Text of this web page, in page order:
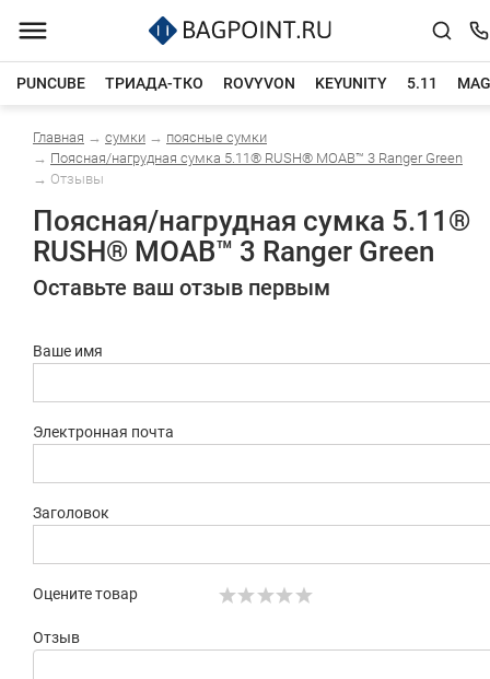
PUNCUBE ТРИАДА-ТКО ROVYVON KEYUNITY 5.11
Каталог товаров
Главная → сумки → поясные сумки
→ Поясная/нагрудная сумка 5.11® RUSH® MOAB™ 3 Ranger Green
→ Отзывы
Поясная/нагрудная сумка 5.11®
RUSH® MOAB™ 3 Ranger Green
Оставьте ваш отзыв первым
Ваше имя
Электронная почта
Заголовок
Оцените товар
Отзыв